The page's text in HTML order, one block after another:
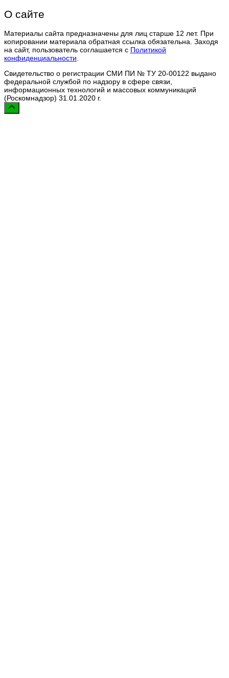
О сайте
Материалы сайта предназначены для лиц старше 12 лет. При
копировании материала обратная ссылка обязательна. Заходя
на сайт, пользователь соглашается с Политикой
конфиденциальности